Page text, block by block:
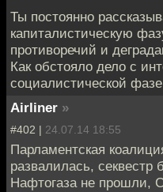
Ты постоянно
капиталистическую
противоречий и
Как обстояло дело с
социалистической
Airliner »
#402 | 24.07.14 18:55
Парламентская
развалилась,
Нафтогаза не прошли,